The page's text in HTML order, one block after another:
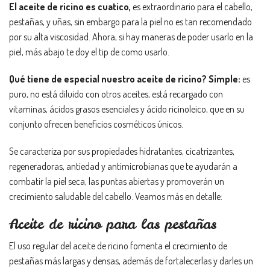
El aceite de ricino es cuatico, es extraordinario para el cabello,
pestañas, y uñas, sin embargo para la piel no es tan recomendado
por su alta viscosidad. Ahora, si hay maneras de poder usarlo en la
piel, más abajo te doy el tip de como usarlo.
Qué tiene de especial nuestro aceite de ricino? Simple: es
puro, no está diluido con otros aceites, está recargado con
vitaminas, ácidos grasos esenciales y ácido ricinoleico, que en su
conjunto ofrecen beneficios cosméticos únicos.
Se caracteriza por sus propiedades hidratantes, cicatrizantes,
regeneradoras, antiedad y antimicrobianas que te ayudarán a
combatir la piel seca, las puntas abiertas y promoverán un
crecimiento saludable del cabello. Veamos más en detalle:
Aceite de ricino para las pestañas
El uso regular del aceite de ricino fomenta el crecimiento de
pestañas más largas y densas, además de fortalecerlas y darles un